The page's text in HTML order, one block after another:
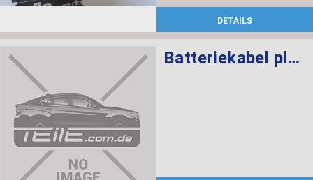
DETAILS
Batteriekabel plus SBK 2.2